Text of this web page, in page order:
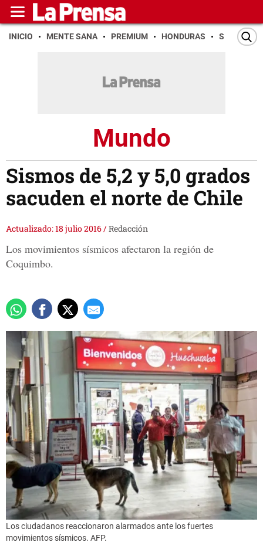
INICIO MENTE SANA PREMIUM HONDURAS SAN PEDRO
Mundo
Sismos de 5,2 y 5,0 grados
sacuden el norte de Chile
Actualizado: 18 julio 2016/Redacción
Los movimientos sísmicos afectaron la región de
Coquimbo.
Los ciudadanos reaccionaron alarmados ante los fuertes
movimientos sísmicos. AFP.